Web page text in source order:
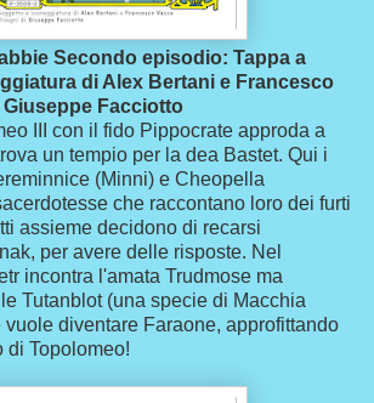
Secondo episodio: Tappa a
di Alex Bertani e Francesco
Facciotto
III con il fido Pippocrate approda a
un tempio per la dea Bastet. Qui i
(Minni) e Cheopella
che raccontano loro dei furti
assieme decidono di recarsi
per avere delle risposte. Nel
incontra l'amata Trudmose ma
Tutanblot (una specie di Macchia
vuole diventare Faraone, approfittando
di Topolomeo!